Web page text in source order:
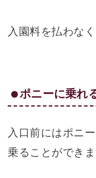
入園料を払わな
ポニーに乗れ
入口前にはポニ
乗ることができま